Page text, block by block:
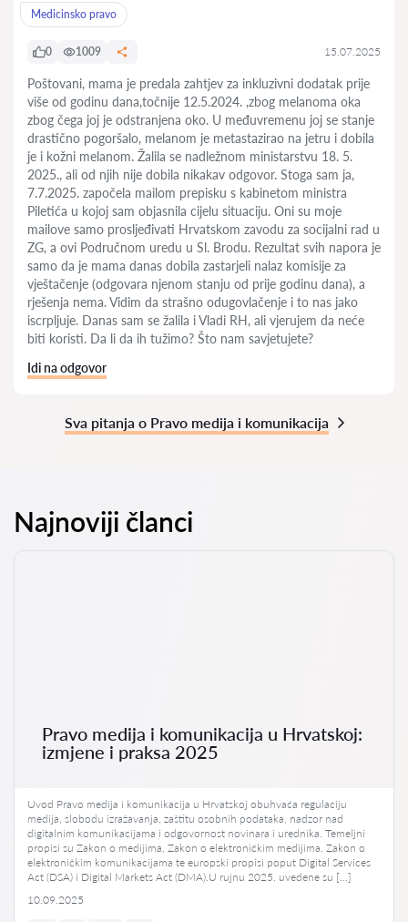
Medicinsko pravo
0 1009 15.07.2025
Poštovani, mama je predala zahtjev za inkluzivni dodatak prije
više od godinu dana,točnije 12.5.2024. ,zbog melanoma oka
zbog čega joj je odstranjena oko. U međuvremenu joj se stanje
drastično pogoršalo, melanom je metastazirao na jetru i dobila
je i kožni melanom. Žalila se nadležnom ministarstvu 18. 5.
2025., ali od njih nije dobila nikakav odgovor. Stoga sam ja,
7.7.2025. započela mailom prepisku s kabinetom ministra
Piletića u kojoj sam objasnila cijelu situaciju. Oni su moje
mailove samo prosljeđivati Hrvatskom zavodu za socijalni rad u
ZG, a ovi Područnom uredu u Sl. Brodu. Rezultat svih napora je
samo da je mama danas dobila zastarjeli nalaz komisije za
vještačenje (odgovara njenom stanju od prije godinu dana), a
rješenja nema. Vidim da strašno odugovlačenje i to nas jako
iscrpljuje. Danas sam se žalila i Vladi RH, ali vjerujem da neće
biti koristi. Da li da ih tužimo? Što nam savjetujete?
Idi na odgovor
Sva pitanja o Pravo medija i komunikacija
Najnoviji članci
Pravo medija i komunikacija u Hrvatskoj:
izmjene i praksa 2025
Uvod Pravo medija i komunikacija u Hrvatskoj obuhvaća regulaciju
medija, slobodu izražavanja, zaštitu osobnih podataka, nadzor nad
digitalnim komunikacijama i odgovornost novinara i urednika. Temeljni
propisi su Zakon o medijima, Zakon o elektroničkim medijima, Zakon o
elektroničkim komunikacijama te europski propisi poput Digital Services
Act (DSA) i Digital Markets Act (DMA).U rujnu 2025. uvedene su […]
10.09.2025